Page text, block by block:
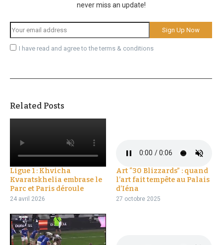
never miss an update!
I have read and agree to the terms & conditions
Related Posts
Ligue 1 : Khvicha
Kvaratskhelia embrase le
Parc et Paris déroule
24 avril 2026
Art “30 Blizzards” : quand
l’art fait tempête au Palais
d’Iéna
27 octobre 2025